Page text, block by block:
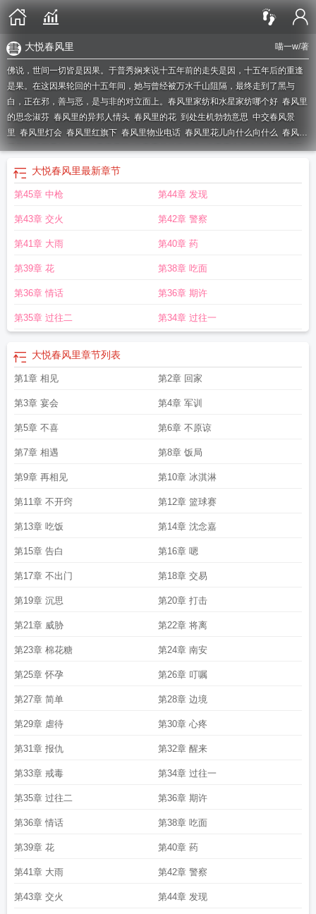
喵一w/著
大悦春风里
佛说，世间一切皆是因果。于普秀娴来说十五年前的走失是因，十五年后的重逢
是果。在这因果轮回的十五年间，她与曾经被万水千山阻隔，最终走到了黑与
白，正在邪，善与恶，是与非的对立面上。 春风里家纺和水星家纺哪个好 春风里
的思念淑芬 春风里的异邦人情头 春风里的花 到处生机勃勃意思 中交春风景
里 春风里灯会 春风里红旗下 春风里物业电话 春风里花儿向什么向什么 春风里
看花谢花开是什么歌春风里品牌春风里的故事作文春风里在什么地方春风里
美食街在哪里
春风里垂柳在河边梳理长长的头发仿写拟人句
道 春风里楼盘怎么样
什么味道 春风里大悦城 春风里房价春风里作文
里春风里户型图 春风里家纺是几线品牌
读春风里歌曲原唱 春风里笑春风春风得意对联 春风是几月几号
么含羞的春蕊 垂柳在河边梳理长长的头发仿写拟人句
次春风里家纺品牌怎么样 垂柳在河边梳理长长的头发
里的中国朗诵稿原文
春风里网站春风里小区属于哪个社区
风里是哪个开发商春风里床垫怎么样春风里小区春风里歌词中南春风里春风
里作文600字 春风里相遇春风里的中国原文
么生肖春风里餐厅怎么样春风里花儿高兴地在跳舞春风里二手房春风里楼
盘春风里桃花红 春风里电视剧春风里 诗词
摆扩句
春风里的中国朗诵配乐 春风里属于哪个社区
窝春风吹花开草长蝴蝶飞 春风里柳枝左右摇摆把句子写具体
开春风野火打一正确生肖 春风里的那些事
里是几线品牌春风里的杏花 春风里老街春风里的中国朗诵
大悦春风里最新章节
第45章 中枪 第44章 发现
第43章 交火 第42章 警察
第41章 大雨 第40章 药
第39章 花 第38章 吃面
第36章 情话 第36章 期许
第35章 过往二 第34章 过往一
大悦春风里章节列表
第1章 相见 第2章 回家
第3章 宴会 第4章 军训
第5章 不喜 第6章 不原谅
第7章 相遇 第8章 饭局
第9章 再相见 第10章 冰淇淋
第11章 不开窍 第12章 篮球赛
第13章 吃饭 第14章 沈念嘉
第15章 告白 第16章 嗯
第17章 不出门 第18章 交易
第19章 沉思 第20章 打击
第21章 威胁 第22章 将离
第23章 棉花糖 第24章 南安
第25章 怀孕 第26章 叮嘱
第27章 简单 第28章 边境
第29章 虐待 第30章 心疼
第31章 报仇 第32章 醒来
第33章 戒毒 第34章 过往一
第35章 过往二 第36章 期许
第36章 情话 第38章 吃面
第39章 花 第40章 药
第41章 大雨 第42章 警察
第43章 交火 第44章 发现